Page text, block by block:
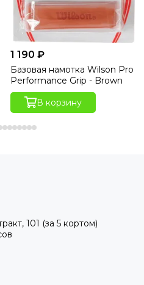
1 190 ₽
Базовая намотка Wilson Pro
Performance Grip - Brown
В корзину
101 (за 5 кортом)